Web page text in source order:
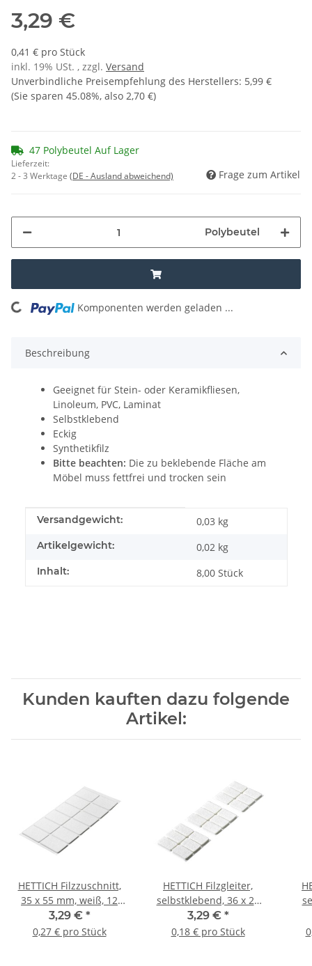
3,29 €
0,41 € pro Stück
inkl. 19% USt. , zzgl. Versand
Unverbindliche Preisempfehlung des Herstellers: 5,99 €
(Sie sparen 45.08%, also 2,70 €)
47 Polybeutel Auf Lager
Lieferzeit:
2 - 3 Werktage (DE - Ausland abweichend) Frage zum Artikel
Polybeutel
Loading... Komponenten werden geladen ...
Beschreibung
Geeignet für Stein- oder Keramikfliesen,
Linoleum, PVC, Laminat
Selbstklebend
Eckig
Synthetikfilz
Bitte beachten: Die zu beklebende Fläche am
Möbel muss fettfrei und trocken sein
Produkteigenschaft
Wert
Versandgewicht: 0,03 kg
Artikelgewicht: 0,02 kg
Inhalt: 8,00 Stück
Kunden kauften dazu folgende
Artikel:
HETTICH Filzzuschnitt,
35 x 55 mm, weiß, 12
Stück
3,29 € *
0,27 € pro Stück
HETTICH Filzgleiter,
selbstklebend, 36 x 22
mm, weiß, 18 Stück
3,29 € *
0,18 € pro Stück